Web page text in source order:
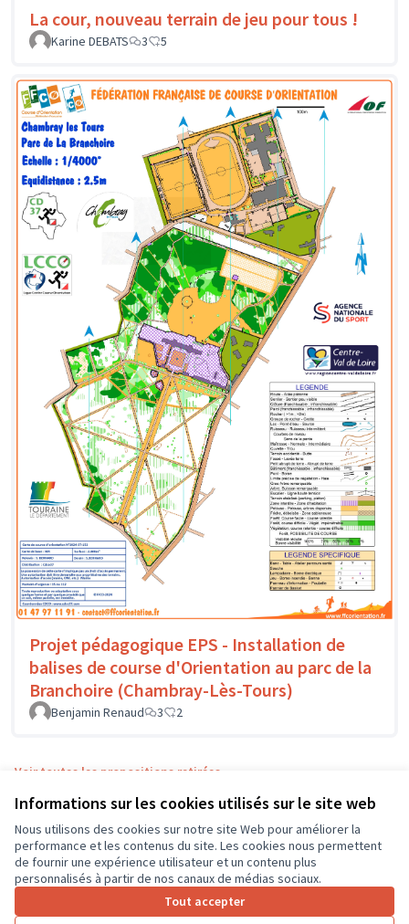
Informations sur les cookies utilisés sur le site web
Nous utilisons des cookies sur notre site Web pour améliorer la
performance et les contenus du site. Les cookies nous permettent
de fournir une expérience utilisateur et un contenu plus
personnalisés à partir de nos canaux de médias sociaux.
Tout accepter
La cour, nouveau terrain de jeu pour tous !
Karine DEBATS 3 5
Projet pédagogique EPS - Installation de
balises de course d'Orientation au parc de la
Branchoire (Chambray-Lès-Tours)
Benjamin Renaud 3 2
Voir toutes les propositions retirées
Conditions d'utilisation
Paramètres des cookies
CD37 sur X
(Lien externe)
CD37 sur Facebook
CD37 sur Instagram
CD37 sur YouTube
(Lien externe)